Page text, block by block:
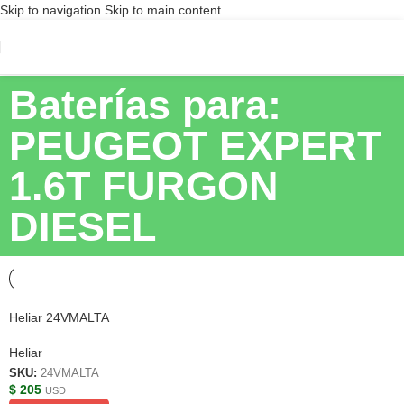
Skip to navigation Skip to main content
Baterías para:
PEUGEOT EXPERT
1.6T FURGON
DIESEL
Heliar 24VMALTA
Heliar
SKU: 24VMALTA
$ 205 USD